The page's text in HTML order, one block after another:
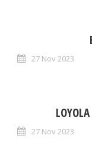
27 Nov 2023
27 Nov 2023